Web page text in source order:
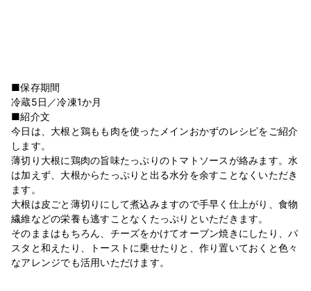
■保存期間
冷蔵5日／冷凍1か月
■紹介文
今日は、大根と鶏もも肉を使ったメインおかずのレシピをご紹介
します。
薄切り大根に鶏肉の旨味たっぷりのトマトソースが絡みます。水
は加えず、大根からたっぷりと出る水分を余すことなくいただき
ます。
大根は皮ごと薄切りにして煮込みますので手早く仕上がり、食物
繊維などの栄養も逃すことなくたっぷりといただきます。
そのままはもちろん、チーズをかけてオーブン焼きにしたり、パ
スタと和えたり、トーストに乗せたりと、作り置いておくと色々
なアレンジでも活用いただけます。